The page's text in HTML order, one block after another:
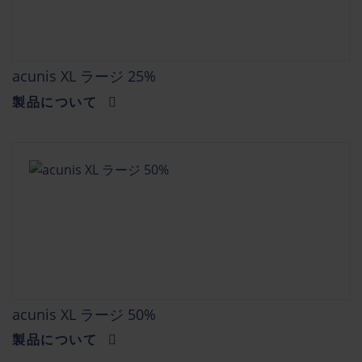
acunis XL ラージ 25%
製品について
acunis XL ラージ 50%
製品について